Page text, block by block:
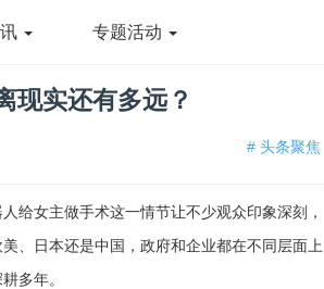
专题活动
现实还有多远？
# 头条聚焦
给女主做手术这一情节让不少观众印象深刻，
、日本还是中国，政府和企业都在不同层面上
多年。